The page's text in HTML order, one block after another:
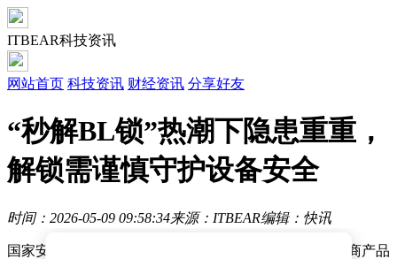
ITBEAR科技资讯
网站首页 科技资讯 财经资讯 分享好友
“秒解BL锁”热潮下隐患重重，
解锁需谨慎守护设备安全
时间：2026-05-09 09:58:34来源：ITBEAR编辑：快讯
国家安全部近日发布重要提醒，近期某知名手机芯片厂商产品